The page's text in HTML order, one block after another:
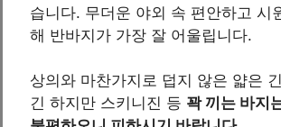
습니다. 무더운 야외 속 편안하고 시
해 반바지가 가장 잘 어울립니다.
상의와 마찬가지로 덥지 않은 얇은
긴 하지만 스키니진 등 꽉 끼는 바지